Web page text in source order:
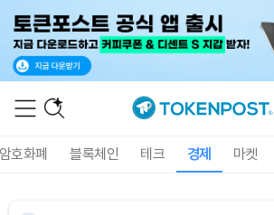
호화폐 블록체인 테크 경제 마켓
XRP (XRP)